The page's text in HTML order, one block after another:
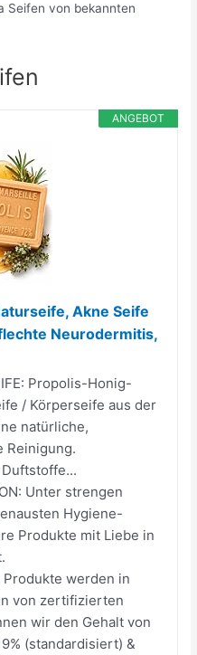
Seifen von bekannten
ANGEBOT
Akne Seife
Neurodermitis,
Propolis-Honig-
/ Körperseife aus der
natürliche,
Reinigung.
Unter strengen
Hygiene-
Produkte mit Liebe in
Produkte werden in
von zertifizierten
wir den Gehalt von
(standardisiert) &